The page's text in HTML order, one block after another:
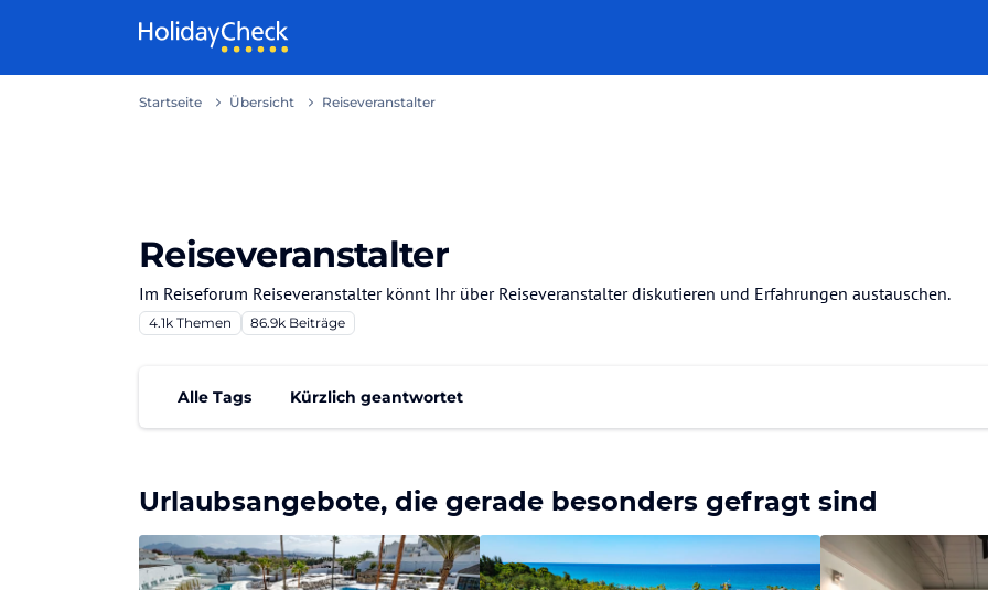
Startseite Übersicht Reiseveranstalter
Reiseveranstalter
Im Reiseforum Reiseveranstalter könnt Ihr über Reiseveranstalter diskutieren und Erfahrungen austauschen.
4.1k Themen 86.9k Beiträge
Alle Tags Kürzlich geantwortet